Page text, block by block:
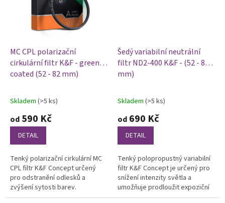
MC CPL polarizační
cirkulární filtr K&F - green
coated (52 - 82 mm)
Průměrné
produktu
5,0
5
hvězdiček.
Skladem (>5 ks)
od 590 Kč
DETAIL
Tenký polarizační cirkulární MC
CPL filtr K&F Concept určený
pro odstranění odlesků a
zvýšení sytosti barev.
Šedý variabilní neutrální
filtr ND2-400 K&F - (52 - 82
mm)
Průměrné
produktu
5,0
5
hvězdiček.
Skladem (>5 ks)
od 690 Kč
DETAIL
Tenký polopropustný variabilní
filtr K&F Concept je určený pro
snížení intenzity světla a
umožňuje prodloužit expoziční
čas a snížit hloubku ostrosti.